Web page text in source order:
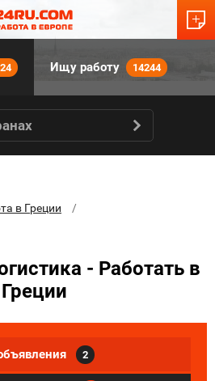
Ищу работу 14244
в Греции
- Работать в
Греции
2